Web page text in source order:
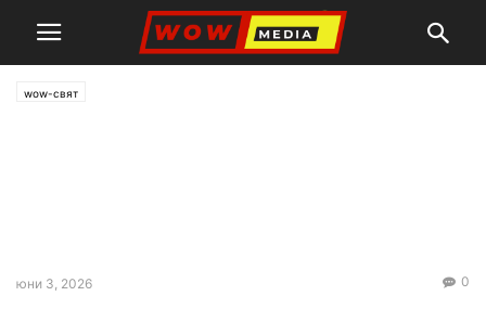
wow-свят
юни 3, 2026 0